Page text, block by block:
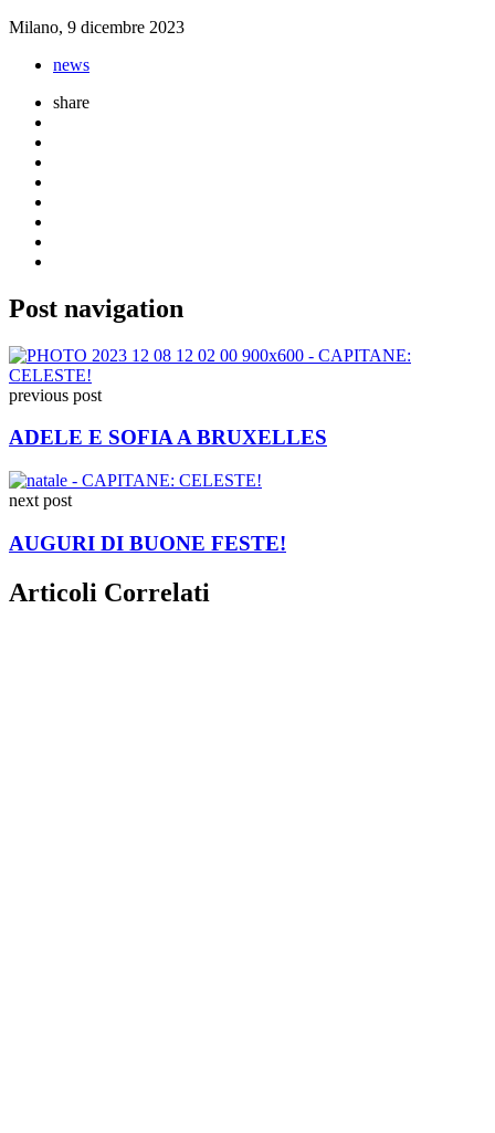
Milano, 9 dicembre 2023
news
share
Post navigation
previous post
ADELE E SOFIA A BRUXELLES
next post
AUGURI DI BUONE FESTE!
Articoli Correlati